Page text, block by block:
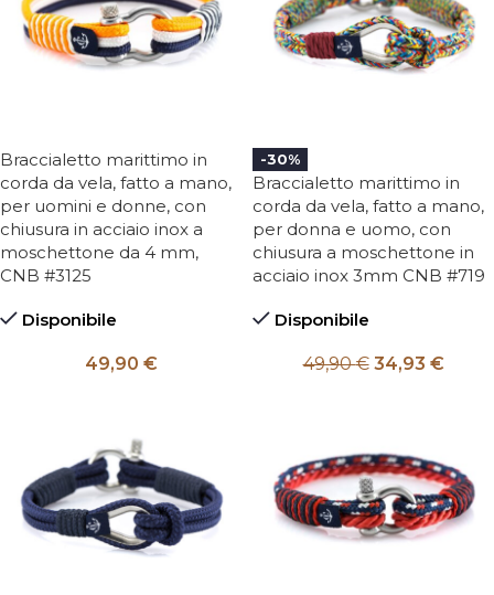
Braccialetto marittimo in
corda da vela, fatto a mano,
per uomini e donne, con
chiusura in acciaio inox a
moschettone da 4 mm,
CNB #3125
Disponibile
49,90 €
-30%
Braccialetto marittimo in
corda da vela, fatto a mano,
per donna e uomo, con
chiusura a moschettone in
acciaio inox 3mm CNB #719
Disponibile
49,90€ 34,93 €